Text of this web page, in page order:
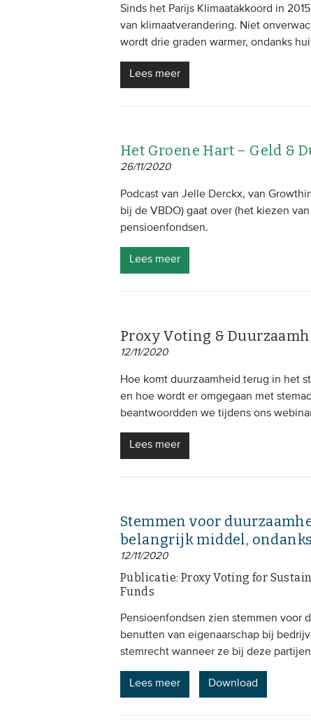
Sinds het Parijs Klimaatakkoord in
van klimaatverandering. Niet
wordt drie graden warmer, ondanks
Lees meer
Het Groene Hart – Geld &
26/11/2020
Podcast van Jelle Derckx, van
bij de VBDO) gaat over (het kiezen
pensioenfondsen.
Lees meer
Proxy Voting &
12/11/2020
Hoe komt duurzaamheid terug in het
en hoe wordt er omgegaan met
beantwoordden we tijdens ons
Lees meer
Stemmen voor
belangrijk middel,
12/11/2020
Publicatie: Proxy Voting for
Funds
Pensioenfondsen zien stemmen voor
benutten van eigenaarschap bij
stemrecht wanneer ze bij deze
Lees meer Download